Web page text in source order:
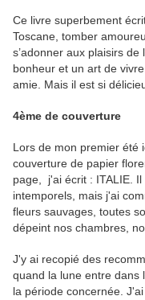
Ce livre superbement
Toscane, tomber
s’adonner aux plaisirs
bonheur et un art de
amie. Mais il est si
4ème de couverture
Lors de mon premier été
couverture de papier
page, j'ai écrit : ITALIE.
intemporels, mais j'ai
fleurs sauvages, toutes
dépeint nos chambres,
J'y ai recopié des
quand la lune entre dans
la période concernée.